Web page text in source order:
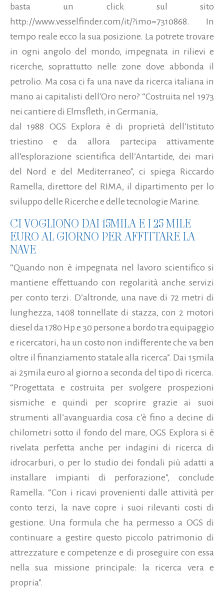
basta un click sul sito
http://www.vesselfinder.com/it/?imo=7310868. In
tempo reale ecco la sua posizione. La potrete trovare
in ogni angolo del mondo, impegnata in rilievi e
ricerche, soprattutto nelle zone dove abbonda il
petrolio. Ma cosa ci fa una nave da ricerca italiana in
mano ai capitalisti dell'Oro nero? “Costruita nel 1973
nei cantiere di Elmsfleth, in Germania,
dal 1988 OGS Explora è di proprietà dell’Istituto
triestino e da allora partecipa attivamente
all’esplorazione scientifica dell’Antartide, dei mari
del Nord e del Mediterraneo”, ci spiega Riccardo
Ramella, direttore del RIMA, il dipartimento per lo
sviluppo delle Ricerche e delle tecnologie Marine.
CI VOGLIONO DAI 15MILA E I 25 MILE
EURO AL GIORNO PER AFFITTARE LA
NAVE
“Quando non è impegnata nel lavoro scientifico si
mantiene effettuando con regolarità anche servizi
per conto terzi. D’altronde, una nave di 72 metri di
lunghezza, 1408 tonnellate di stazza, con 2 motori
diesel da 1780 Hp e 30 persone a bordo tra equipaggio
e ricercatori, ha un costo non indifferente che va ben
oltre il finanziamento statale alla ricerca”. Dai 15mila
ai 25mila euro al giorno a seconda del tipo di ricerca.
“Progettata e costruita per svolgere prospezioni
sismiche e quindi per scoprire grazie ai suoi
strumenti all’avanguardia cosa c’è fino a decine di
chilometri sotto il fondo del mare, OGS Explora si è
rivelata perfetta anche per indagini di ricerca di
idrocarburi, o per lo studio dei fondali più adatti a
installare impianti di perforazione”, conclude
Ramella. “Con i ricavi provenienti dalle attività per
conto terzi, la nave copre i suoi rilevanti costi di
gestione. Una formula che ha permesso a OGS di
continuare a gestire questo piccolo patrimonio di
attrezzature e competenze e di proseguire con essa
nella sua missione principale: la ricerca vera e
propria”.